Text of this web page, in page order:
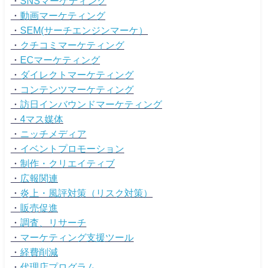
・ 動画マーケティング
・ SEM(サーチエンジンマーケ）
・ クチコミマーケティング
・ ECマーケティング
・ ダイレクトマーケティング
・ コンテンツマーケティング
・ 訪日インバウンドマーケティング
・ 4マス媒体
・ ニッチメディア
・ イベントプロモーション
・ 制作・クリエイティブ
・ 広報関連
・ 炎上・風評対策（リスク対策）
・ 販売促進
・ 調査、リサーチ
・ マーケティング支援ツール
・ 経費削減